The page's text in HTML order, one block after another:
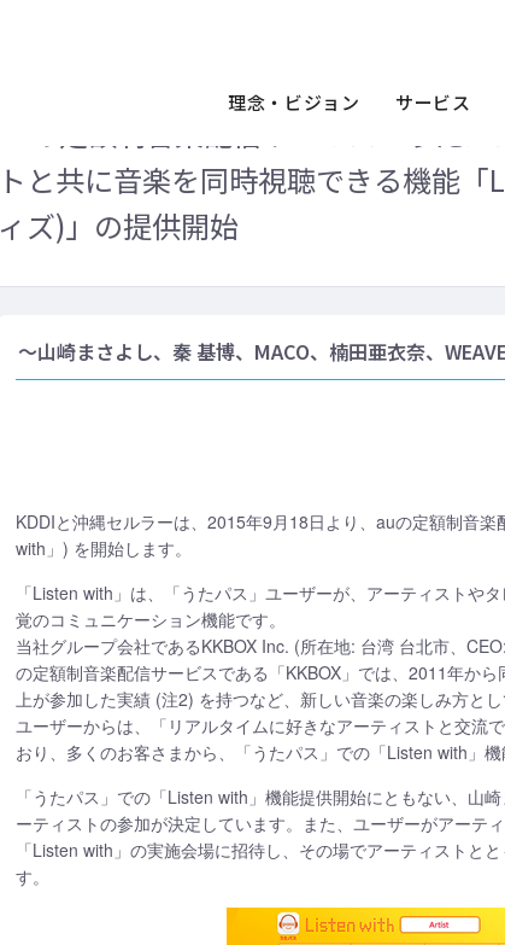
理念・ビジョン サービス
auの定額制音楽配信サービス「うた
トと共に音楽を同時視聴できる機能
ィズ)」の提供開始
～山崎まさよし、秦 基博、MACO、楠田亜衣奈、
KDDIと沖縄セルラーは、2015年9月18日より、auの定額制音
with」) を開始します。
「Listen with」は、「うたパス」ユーザーが、アーティストや
覚のコミュニケーション機能です。
当社グループ会社であるKKBOX Inc. (所在地: 台湾 台北市、
の定額制音楽配信サービスである「KKBOX」では、2011年か
上が参加した実績 (注2) を持つなど、新しい音楽の楽しみ方とし
ユーザーからは、「リアルタイムに好きなアーティストと交流
おり、多くのお客さまから、「うたパス」での「Listen with」
「うたパス」での「Listen with」機能提供開始にともない、
ーティストの参加が決定しています。また、ユーザーがアーテ
「Listen with」の実施会場に招待し、その場でアーティストと
す。